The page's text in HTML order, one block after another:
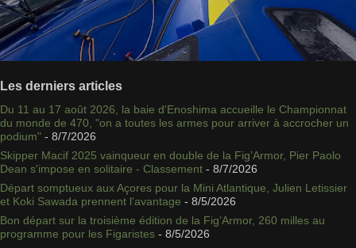
Les derniers articles
Du 11 au 17 août 2026, la baie d'Enoshima accueille le Championnat
du monde de 470, "on a toutes les armes pour arriver à accrocher un
podium" - 8/7/2026
Skipper Macif 2025 vainqueur en double de la Fig’Armor, Pier Paolo
Dean s'impose en solitaire - Classement - 8/7/2026
Départ somptueux aux Açores pour la Mini Atlantique, Julien Letissier
et Koki Sawada prennent l'avantage - 8/5/2026
Bon départ sur la troisième édition de la Fig’Armor, 260 milles au
programme pour les Figaristes - 8/5/2026